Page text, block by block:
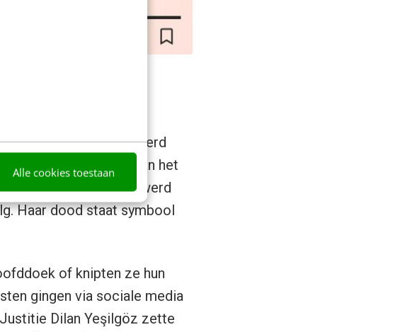
Alle cookies toestaan
revolutie?
jarige Iraanse vrouw werd
aan de regels van het
genoeg bedekt. Ze werd
Haar dood staat symbool
of knipten ze hun
gingen via sociale media
Dilan Yeşilgöz zette